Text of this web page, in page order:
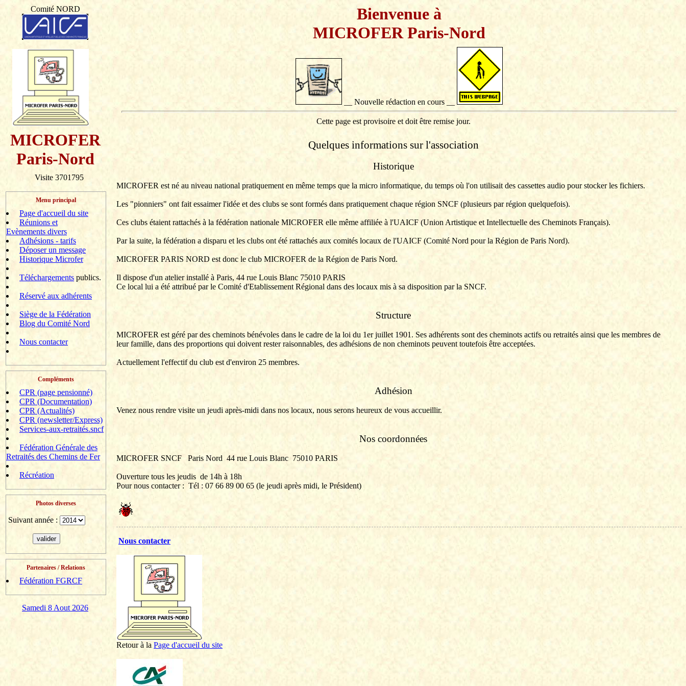
Comité NORD
MICROFER
Paris-Nord
Visite 3701795
Menu principal
Page d'accueil du site
Réunions et
Evènements divers
Adhésions - tarifs
Déposer un message
Historique Microfer
Téléchargements publics.
Réservé aux adhérents
Siège de la Fédération
Blog du Comité Nord
Nous contacter
Compléments
CPR (page pensionné)
CPR (Documentation)
CPR (Actualités)
CPR (newsletter/Express)
Services-aux-retraités.sncf
Fédération Générale des
Retraités des Chemins de Fer
Récréation
Photos diverses
Suivant année :
Partenaires / Relations
Fédération FGRCF
Samedi 8 Aout 2026
Bienvenue à
MICROFER Paris-Nord
__ Nouvelle rédaction en cours __
Cette page est provisoire et doit être remise jour.
Quelques informations sur l'association
Historique
MICROFER est né au niveau national pratiquement en même temps que la micro informatique, du temps où l'on utilisait des cassettes audio pour stocker les fichiers.
Les "pionniers" ont fait essaimer l'idée et des clubs se sont formés dans pratiquement chaque région SNCF (plusieurs par région quelquefois).
Ces clubs étaient rattachés à la fédération nationale MICROFER elle même affiliée à l'UAICF (Union Artistique et Intellectuelle des Cheminots Français).
Par la suite, la fédération a disparu et les clubs ont été rattachés aux comités locaux de l'UAICF (Comité Nord pour la Région de Paris Nord).
MICROFER PARIS NORD est donc le club MICROFER de la Région de Paris Nord.
Il dispose d'un atelier installé à Paris, 44 rue Louis Blanc 75010 PARIS
Ce local lui a été attribué par le Comité d'Etablissement Régional dans des locaux mis à sa disposition par la SNCF.
Structure
MICROFER est géré par des cheminots bénévoles dans le cadre de la loi du 1er juillet 1901. Ses adhérents sont des cheminots actifs ou retraités ainsi que les membres de
leur famille, dans des proportions qui doivent rester raisonnables, des adhésions de non cheminots peuvent toutefois être acceptées.
Actuellement l'effectif du club est d'environ 25 membres.
Adhésion
Venez nous rendre visite un jeudi après-midi dans nos locaux, nous serons heureux de vous accueillir.
Nos coordonnées
MICROFER SNCF Paris Nord 44 rue Louis Blanc 75010 PARIS
Ouverture tous les jeudis de 14h à 18h
Pour nous contacter : Tél : 07 66 89 00 65 (le jeudi après midi, le Président)
Nous contacter
Retour à la Page d'accueil du site